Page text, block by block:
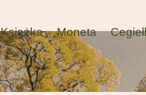
Książka Moneta